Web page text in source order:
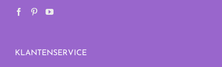
KLANTENSERVICE